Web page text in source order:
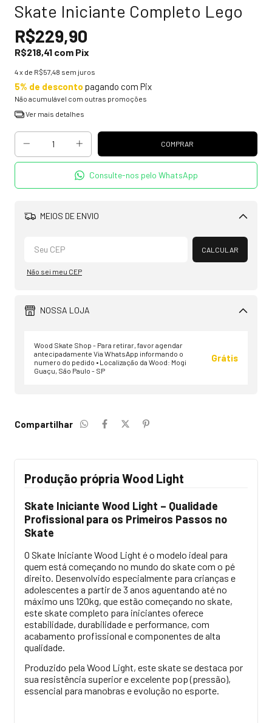
Skate Iniciante Completo Lego
R$229,90
R$218,41 com Pix
4x de R$57,48 sem juros
5% de desconto pagando com Pix
Não acumulável com outras promoções
Ver mais detalhes
Consulte-nos pelo WhatsApp
MEIOS DE ENVIO
Alterar CEP
CALCULAR
Não sei meu CEP
NOSSA LOJA
Wood Skate Shop - Para retirar, favor agendar
antecipadamente Via WhatsApp informando o
numero do pedido • Localização da Wood: Mogi
Guaçu, São Paulo - SP
Grátis
Compartilhar
Produção própria Wood Light
Skate Iniciante Wood Light – Qualidade
Profissional para os Primeiros Passos no
Skate
O Skate Iniciante Wood Light é o modelo ideal para
quem está começando no mundo do skate com o pé
direito. Desenvolvido especialmente para crianças e
adolescentes a partir de 3 anos aguentando até no
máximo uns 120kg, que estão começando no skate,
este skate completo para iniciantes oferece
estabilidade, durabilidade e performance, com
acabamento profissional e componentes de alta
qualidade.
Produzido pela Wood Light, este skate se destaca por
sua resistência superior e excelente pop (pressão),
essencial para manobras e evolução no esporte.